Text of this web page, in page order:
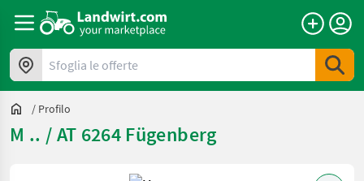
Sfoglia le offerte
/ Profilo
M .. / AT 6264 Fügenberg